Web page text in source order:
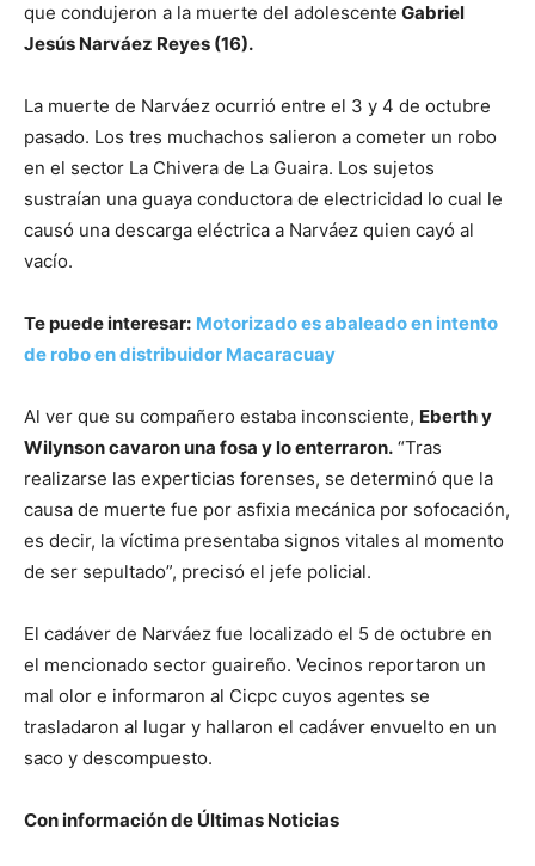
que condujeron a la muerte del adolescente Gabriel
Jesús Narváez Reyes (16).
La muerte de Narváez ocurrió entre el 3 y 4 de octubre
pasado. Los tres muchachos salieron a cometer un robo
en el sector La Chivera de La Guaira. Los sujetos
sustraían una guaya conductora de electricidad lo cual le
causó una descarga eléctrica a Narváez quien cayó al
vacío.
Te puede interesar: Motorizado es abaleado en intento
de robo en distribuidor Macaracuay
Al ver que su compañero estaba inconsciente, Eberth y
Wilynson cavaron una fosa y lo enterraron. “Tras
realizarse las experticias forenses, se determinó que la
causa de muerte fue por asfixia mecánica por sofocación,
es decir, la víctima presentaba signos vitales al momento
de ser sepultado”, precisó el jefe policial.
El cadáver de Narváez fue localizado el 5 de octubre en
el mencionado sector guaireño. Vecinos reportaron un
mal olor e informaron al Cicpc cuyos agentes se
trasladaron al lugar y hallaron el cadáver envuelto en un
saco y descompuesto.
Con información de Últimas Noticias